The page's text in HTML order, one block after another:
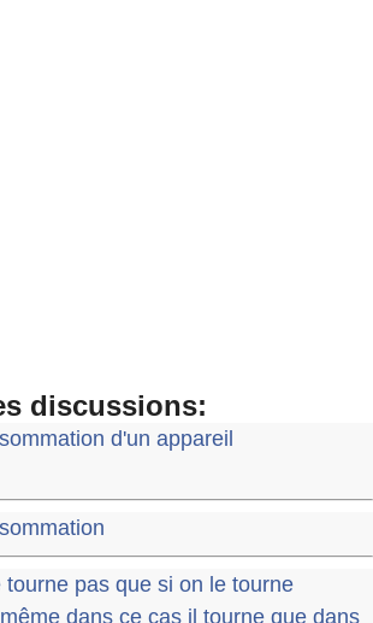
discussions:
d'un appareil
tourne pas que si on le tourne
dans ce cas il tourne que dans